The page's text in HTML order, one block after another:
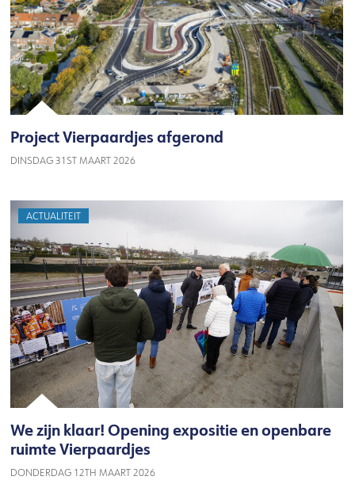
Project Vierpaardjes afgerond
DINSDAG 31ST MAART 2026
We zijn klaar! Opening expositie en openbare
ruimte Vierpaardjes
ACTUALITEIT
DONDERDAG 12TH MAART 2026